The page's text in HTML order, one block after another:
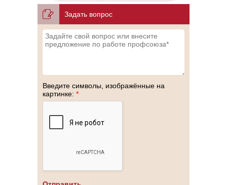
Задать вопрос
Введите символы, изображённые на
картинке: *